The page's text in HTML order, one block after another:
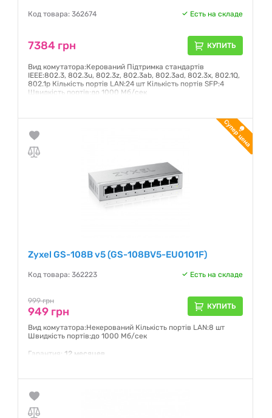
Код товара: 362674 Есть на складе
7384 грн КУПИТЬ
Вид комутатора:Керований Підтримка стандартів
IEEE:802.3, 802.3u, 802.3z, 802.3ab, 802.3ad, 802.3x, 802.1Q,
802.1р Кількість портів LAN:24 шт Кількість портів SFP:4
Швидкість портів:до 1000 Мб/сек
Zyxel GS-108B v5 (GS-108BV5-EU0101F)
Код товара: 362223 Есть на складе
999 грн
949 грн КУПИТЬ
Вид комутатора:Некерований Кількість портів LAN:8 шт
Швидкість портів:до 1000 Мб/сек
Гарантия: 12 месяцев